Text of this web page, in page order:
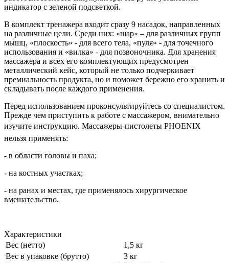
индикатор с зеленой подсветкой.
В комплект тренажера входит сразу 9 насадок, направленных
на различные цели. Среди них: «шар» – для различных групп
мышц, «плоскость» - для всего тела, «пуля» - для точечного
использования и «вилка» - для позвоночника. Для хранения
массажера и всех его комплектующих предусмотрен
металлический кейс, который не только подчеркивает
премиальность продукта, но и поможет бережно его хранить и
складывать после каждого применения.
Перед использованием проконсультируйтесь со специалистом.
Прежде чем приступить к работе с массажером, внимательно
изучите инструкцию. Массажеры-пистолеты PHOENIX
нельзя применять:
- в области головы и паха;
- на костных участках;
- на ранах и местах, где применялось хирургическое
вмешательство.
Характеристики
Вес (нетто)
1,5 кг
Вес в упаковке (брутто)
3 кг